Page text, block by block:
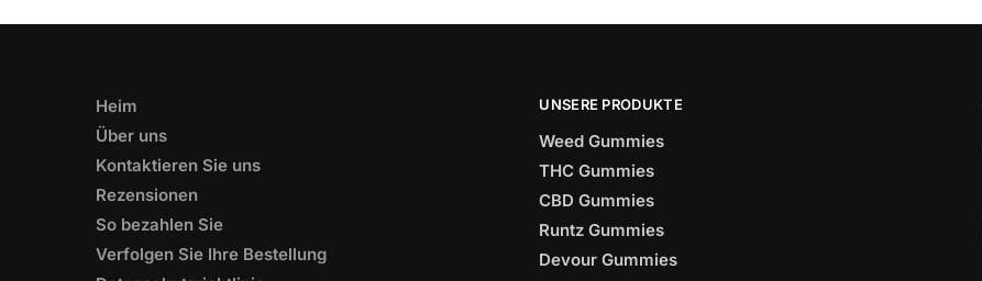
Heim
Über uns
Kontaktieren Sie uns
Rezensionen
So bezahlen Sie
Verfolgen Sie Ihre Bestellung
UNSERE PRODUKTE
Weed Gummies
THC Gummies
CBD Gummies
Runtz Gummies
Devour Gummies